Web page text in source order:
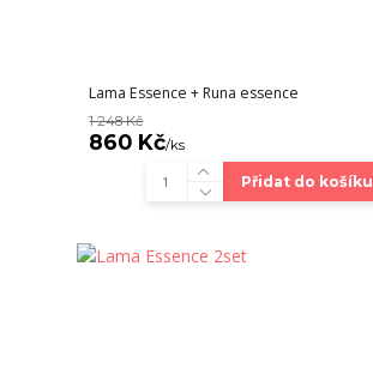
Lama Essence + Runa essence
1 248 Kč
860 Kč/ks
Přidat do košíku